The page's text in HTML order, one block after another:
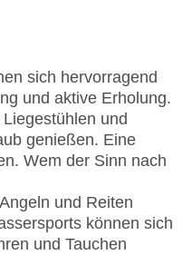
sich hervorragend
und aktive Erholung.
und
genießen. Eine
Wem der Sinn nach
und Reiten
können sich
und Tauchen